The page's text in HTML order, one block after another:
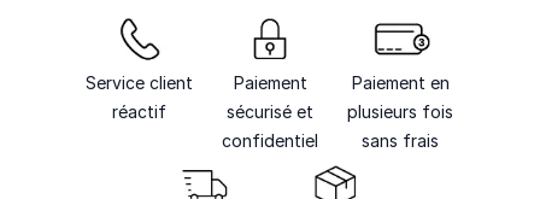
Service client
réactif
Paiement
sécurisé et
confidentiel
Paiement en
plusieurs fois
sans frais